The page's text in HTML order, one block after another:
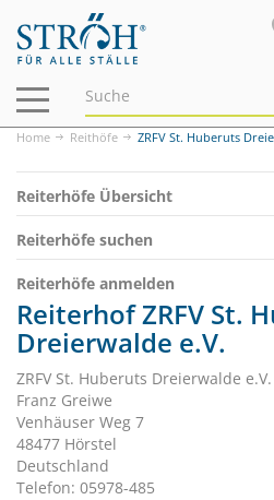
Navigation
ein-/ausblenden
Home Reithöfe ZRFV St. Huberuts
Reiterhöfe Übersicht
Reiterhöfe suchen
Reiterhöfe anmelden
Reiterhof ZRFV St.
Dreierwalde e.V.
ZRFV St. Huberuts Dreierwalde e.V.
Franz Greiwe
Venhäuser Weg 7
48477 Hörstel
Deutschland
Telefon: 05978-485